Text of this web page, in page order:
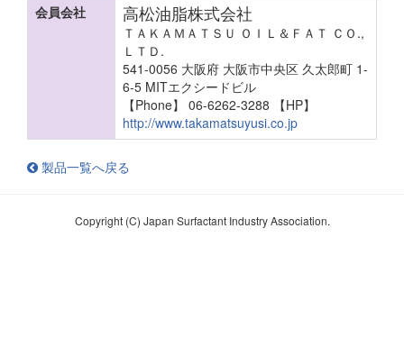
会員会社 高松油脂株式会社
ＴＡＫＡＭＡＴＳＵ ＯＩＬ＆ＦＡＴ ＣＯ.,
ＬＴＤ.
541-0056 大阪府 大阪市中央区 久太郎町 1-
6-5 MITエクシードビル
【Phone】 06-6262-3288
【HP】
http://www.takamatsuyusi.co.jp
製品一覧へ戻る
Copyright (C) Japan Surfactant Industry Association.